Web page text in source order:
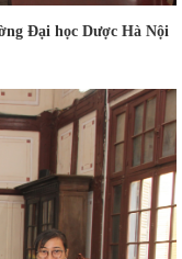
Đại học Dược Hà Nội